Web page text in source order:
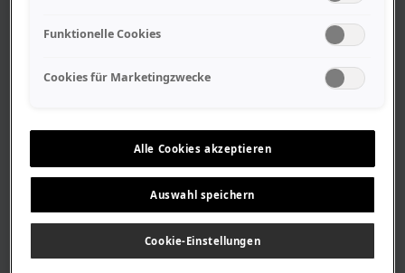
Geschäftszeiten
Stellenangebote
Geschichte
CUSTOMER INFO
Funktionelle Cookies
Cookies für Marketingzwecke
Alle Cookies akzeptieren
Auswahl speichern
Cookie-Einstellungen